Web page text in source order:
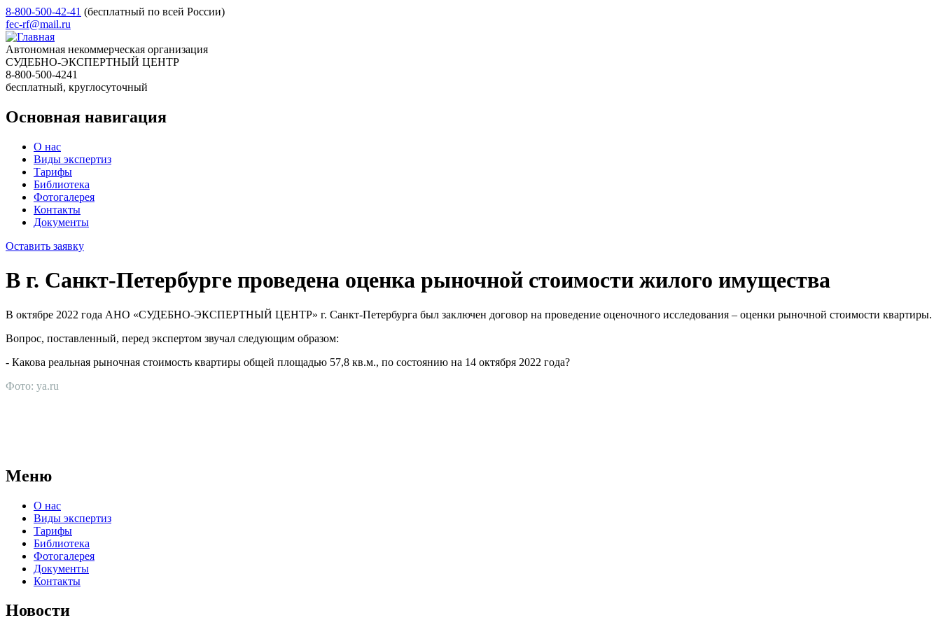
8-800-500-42-41 (бесплатный по всей России)
fec-rf@mail.ru
Автономная некоммерческая организация
СУДЕБНО-ЭКСПЕРТНЫЙ ЦЕНТР
8-800-500-4241
бесплатный, круглосуточный
Основная навигация
О нас
Виды экспертиз
Тарифы
Библиотека
Фотогалерея
Контакты
Документы
Оставить заявку
В г. Санкт-Петербурге проведена оценка рыночной стоимости жилого имущества
В октябре 2022 года АНО «СУДЕБНО-ЭКСПЕРТНЫЙ ЦЕНТР» г. Санкт-Петербурга был заключен договор на проведение оценочного исследования – оценки рыночной стоимости квартиры.
Вопрос, поставленный, перед экспертом звучал следующим образом:
- Какова реальная рыночная стоимость квартиры общей площадью 57,8 кв.м., по состоянию на 14 октября 2022 года?
Фото: ya.ru
Меню
О нас
Виды экспертиз
Тарифы
Библиотека
Фотогалерея
Документы
Контакты
Новости